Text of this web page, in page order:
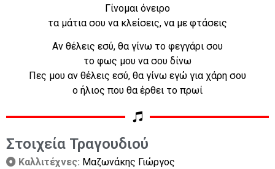
Γίνομαι όνειρο
τα μάτια σου να κλείσεις, να με φτάσεις
Αν θέλεις εσύ, θα γίνω το φεγγάρι σου
το φως μου να σου δίνω
Πες μου αν θέλεις εσύ, θα γίνω εγώ για χάρη σου
ο ήλιος που θα έρθει το πρωί
Στοιχεία Τραγουδιού
Καλλιτέχνες: Μαζωνάκης Γιώργος